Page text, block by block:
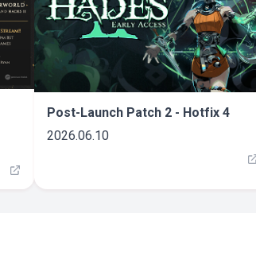
Post-Launch Patch 2 - Hotfix 4
2026.06.10